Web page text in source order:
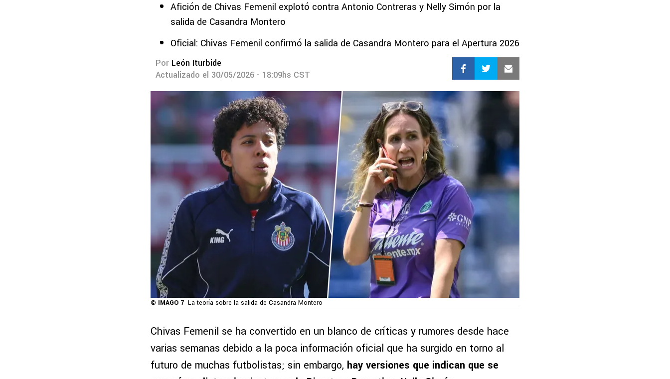
Afición de Chivas Femenil explotó contra Antonio Contreras y Nelly Simón por la
salida de Casandra Montero
Oficial: Chivas Femenil confirmó la salida de Casandra Montero para el Apertura 2026
Por León Iturbide
Actualizado el 30/05/2026 - 18:09hs CST
© IMAGO 7 La teoría sobre la salida de Casandra Montero
Chivas Femenil se ha convertido en un blanco de críticas y rumores desde hace
varias semanas debido a la poca información oficial que ha surgido en torno al
futuro de muchas futbolistas; sin embargo, hay versiones que indican que se